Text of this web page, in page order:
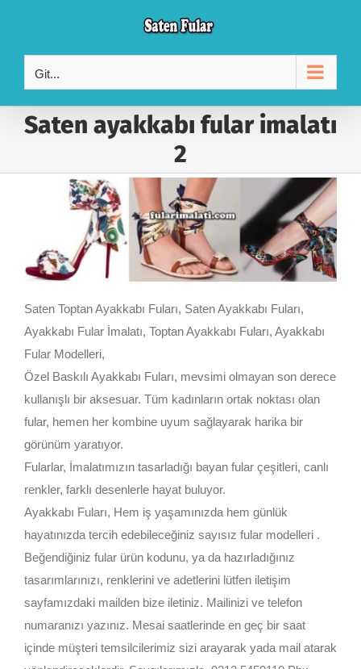
content
Git...
Saten ayakkabı fular imalatı
2
Saten Toptan Ayakkabı Fuları, Saten Ayakkabı Fuları,
Ayakkabı Fular İmalatı, Toptan Ayakkabı Fuları, Ayakkabı
Fular Modelleri,
Özel Baskılı Ayakkabı Fuları, mevsimi olmayan son derece
kullanışlı bir aksesuar. Tüm kadınların ortak noktası olan
fular, hemen her kombine uyum sağlayarak harika bir
görünüm yaratıyor.
Fularlar, İmalatımızın tasarladığı bayan fular çeşitleri, canlı
renkler, farklı desenlerle hayat buluyor.
Ayakkabı Fuları, Hem iş yaşamınızda hem günlük
hayatınızda tercih edebileceğiniz sayısız fular modelleri .
Beğendiğiniz fular ürün kodunu, ya da hazırladığınız
tasarımlarınızı, renklerini ve adetlerini lütfen iletişim
sayfamızdaki mailden bize iletiniz. Mailinizi ve telefon
numaranızı yazınız. Mesai saatlerinde en geç bir saat
içinde müşteri temsilcilerimiz sizi arayarak yada mail atarak